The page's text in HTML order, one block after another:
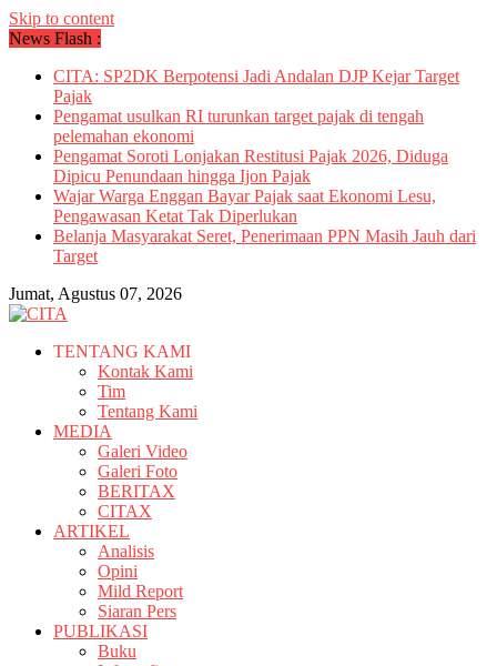
Skip to content
News Flash :
CITA: SP2DK Berpotensi Jadi Andalan DJP Kejar Target
Pajak
Pengamat usulkan RI turunkan target pajak di tengah
pelemahan ekonomi
Pengamat Soroti Lonjakan Restitusi Pajak 2026, Diduga
Dipicu Penundaan hingga Ijon Pajak
Wajar Warga Enggan Bayar Pajak saat Ekonomi Lesu,
Pengawasan Ketat Tak Diperlukan
Belanja Masyarakat Seret, Penerimaan PPN Masih Jauh dari
Target
Jumat, Agustus 07, 2026
TENTANG KAMI
Kontak Kami
Tim
Tentang Kami
MEDIA
Galeri Video
Galeri Foto
BERITAX
CITAX
ARTIKEL
Analisis
Opini
Mild Report
Siaran Pers
PUBLIKASI
Buku